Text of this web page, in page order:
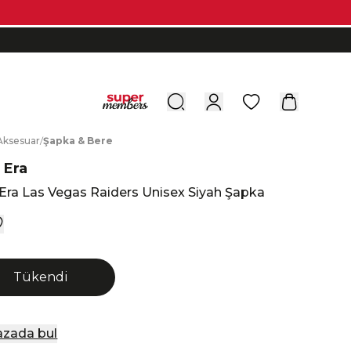
0
ksesuar/Şapka & Bere
Las Vegas Raiders Unisex Siyah Şapka
Tükendi
bul